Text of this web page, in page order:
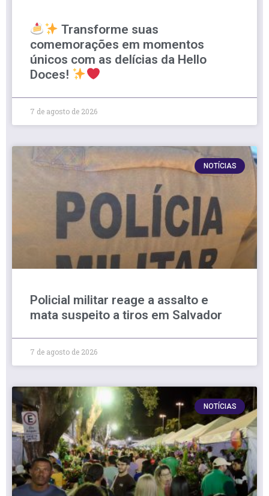
Transforme suas
comemorações em momentos
únicos com as delícias da Hello
Doces!
7 de agosto de 2026
NOTÍCIAS
Policial militar reage a assalto e
mata suspeito a tiros em Salvador
7 de agosto de 2026
NOTÍCIAS